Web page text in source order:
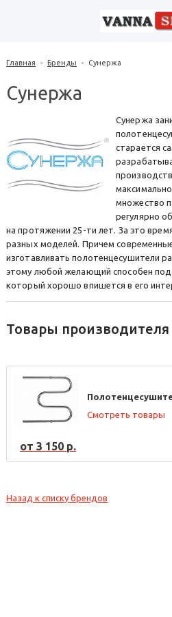
Главная - Бренды - Сунержа
Сунержа
Сунержа
старается
множество
регулярно
на протяжении 25-ти лет. За это
разных моделей. Причем
изготавливать полотенцесушители
этому любой желающий способен
который хорошо впишется в его
Товары производителя
Смотреть товары
от 3 150 р.
Назад к списку брендов